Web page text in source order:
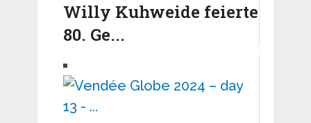
Willy Kuhweide feierte
80. Ge...